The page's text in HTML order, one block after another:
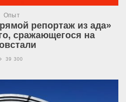
Опыт
репортаж из ада»
сражающегося на
39 300